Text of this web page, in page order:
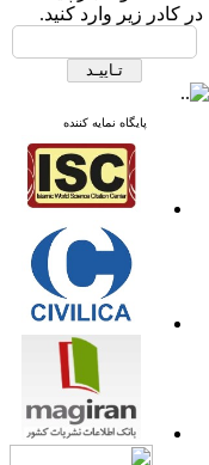
در کادر زیر وارد کنید.
پایگاه نمایه کننده